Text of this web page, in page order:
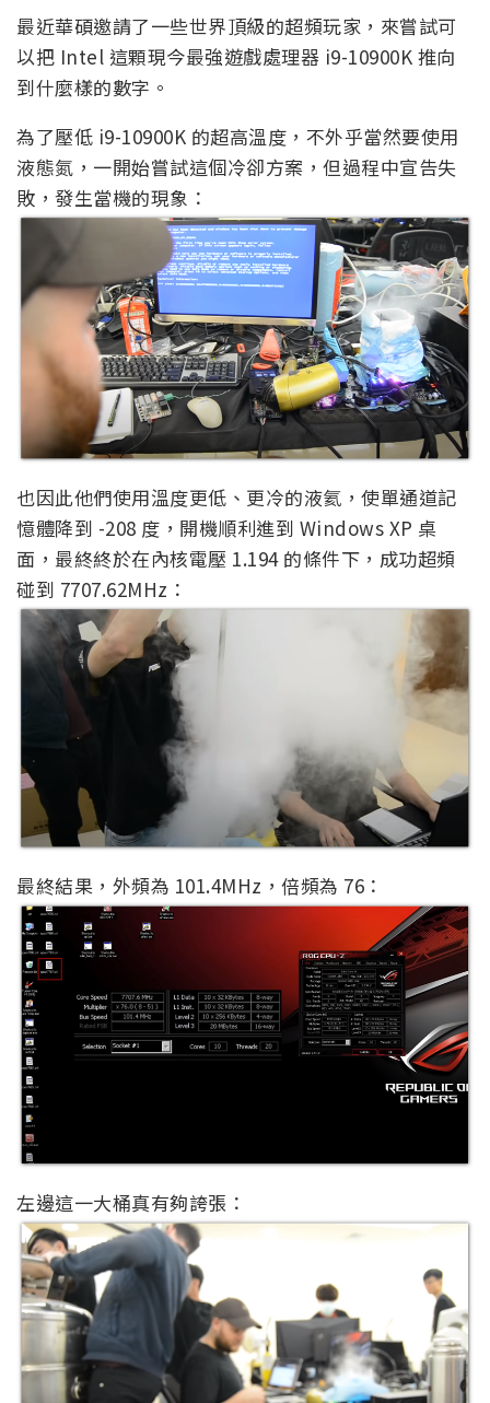
最近華碩邀請了一些世界頂級的超頻玩家，來嘗試可
以把 Intel 這顆現今最強遊戲處理器 i9-10900K 推向
到什麼樣的數字。
為了壓低 i9-10900K 的超高溫度，不外乎當然要使用
液態氮，一開始嘗試這個冷卻方案，但過程中宣告失
敗，發生當機的現象：
也因此他們使用溫度更低、更冷的液氦，使單通道記
憶體降到 -208 度，開機順利進到 Windows XP 桌
面，最終終於在內核電壓 1.194 的條件下，成功超頻
碰到 7707.62MHz：
最終結果，外頻為 101.4MHz，倍頻為 76：
左邊這一大桶真有夠誇張：